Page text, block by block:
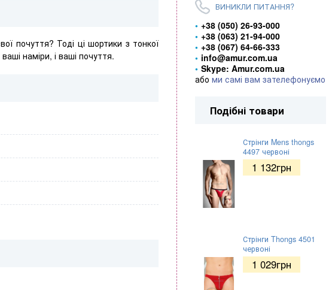
почуття? Тоді ці шортики з тонкої
наміри, і ваші почуття.
ВИНИКЛИ ПИТАННЯ?
+38 (050) 26-93-000
+38 (063) 21-94-000
+38 (067) 64-66-333
info@amur.com.ua
Skype: Amur.com.ua
або ми самі вам зателефонуємо
Подібні товари
Стрінги Mens thongs
4497 червоні
1 132грн
Стрінги Thongs 4501
червоні
1 029грн